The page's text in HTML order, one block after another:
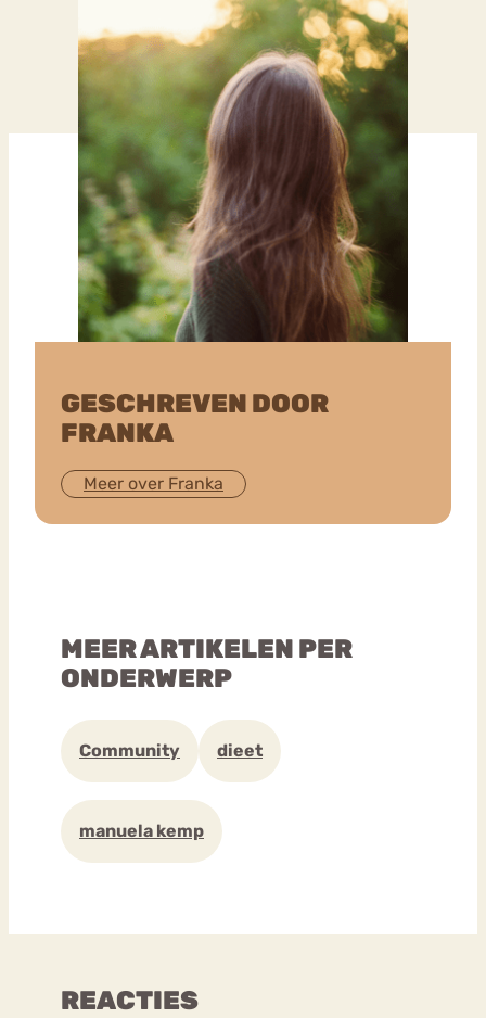
GESCHREVEN DOOR
FRANKA
Meer over Franka
MEER ARTIKELEN PER
ONDERWERP
Community dieet
manuela kemp
REACTIES